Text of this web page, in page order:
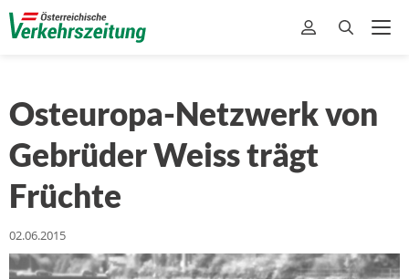
Osteuropa-Netzwerk von
Gebrüder Weiss trägt
Früchte
02.06.2015